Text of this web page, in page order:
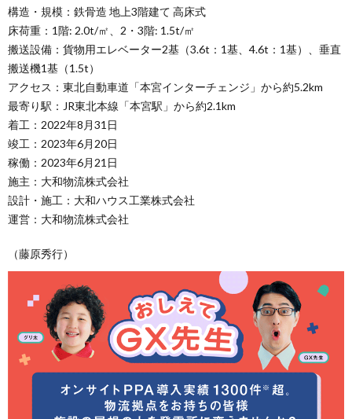
構造・規模：鉄骨造 地上3階建て 高床式
床荷重：1階: 2.0t/㎡、2・3階: 1.5t/㎡
搬送設備：貨物用エレベーター2基（3.6t：1基、4.6t：1基）、垂直
搬送機1基（1.5t）
アクセス：東北自動車道「本宮インターチェンジ」から約5.2km
最寄り駅：JR東北本線「本宮駅」から約2.1km
着工：2022年8月31日
竣工：2023年6月20日
稼働：2023年6月21日
施主：大和物流株式会社
設計・施工：大和ハウス工業株式会社
運営：大和物流株式会社
（藤原秀行）